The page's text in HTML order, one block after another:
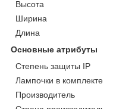
Высота
Ширина
Длина
Основные атрибуты
Степень защиты IP
Лампочки в комплекте
Производитель